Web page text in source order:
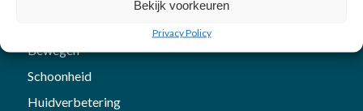
Bekijk voorkeuren
Privacy Policy
Bewegen
Schoonheid
Huidverbetering